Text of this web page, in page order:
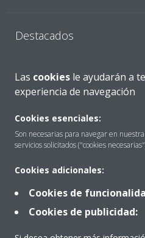
Destacados
Contactar con Daikin
Copyright ©
Aviso Legal
Cookies
Ética corporativa
Las cookies le ayudarán a
experiencia de navegación
Cookies esenciales:
Son necesarias para navegar en
servicios solicitados ("cookies
Cookies adicionales:
Cookies de
Cookies de publicidad: